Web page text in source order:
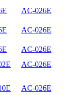
AC-026E
AC-026E
AC-026E
AC-026E
AC-026E